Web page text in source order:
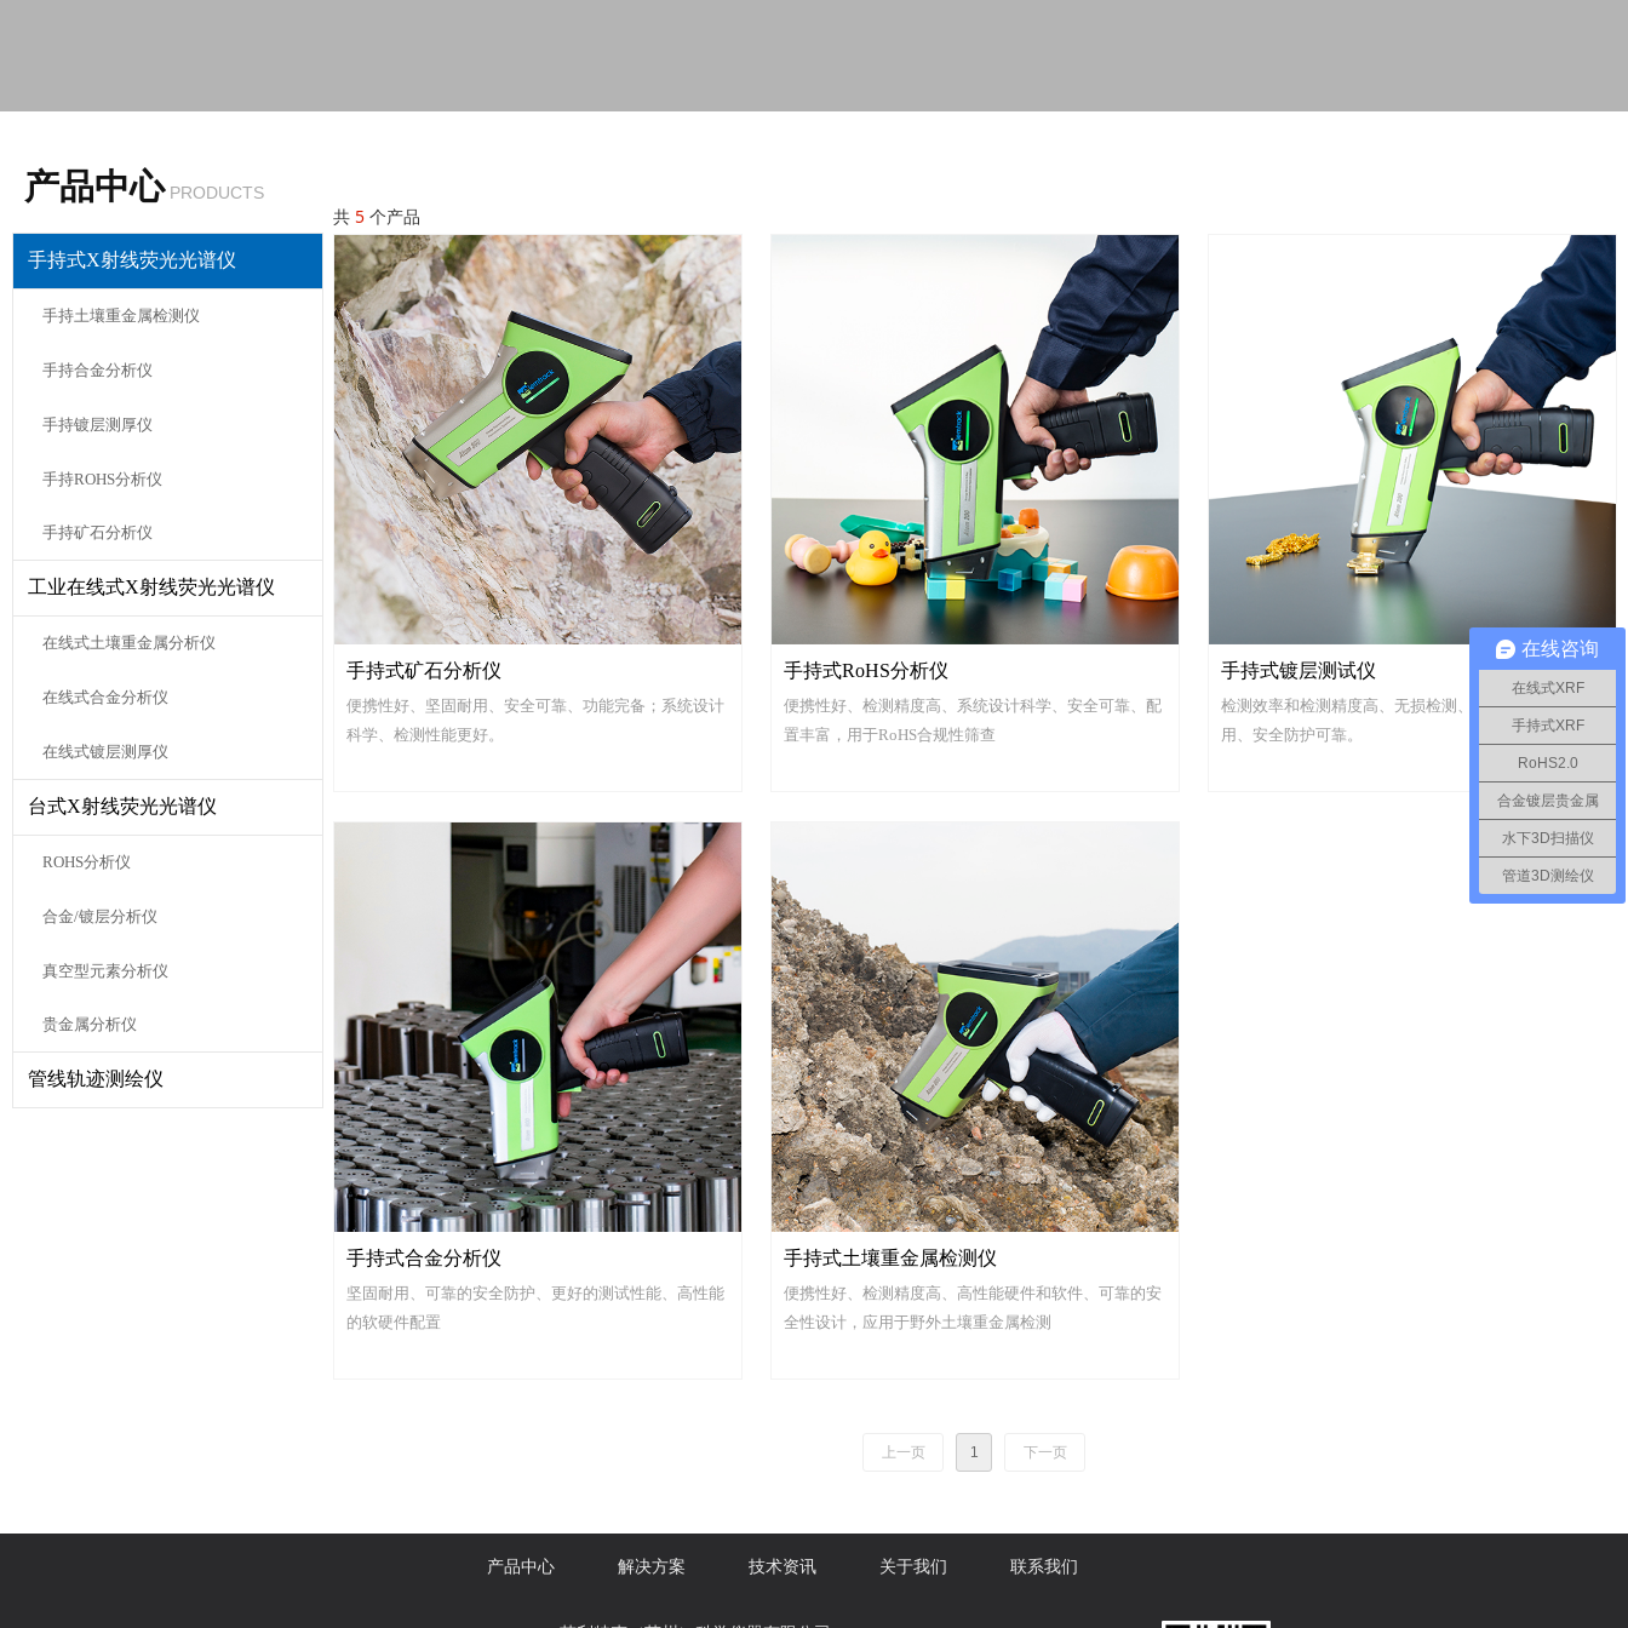
共 5 个产品
手持式矿石分析仪
便携性好、坚固耐用、安全可靠、功能完备；系统设计
科学、检测性能更好。
手持式RoHS分析仪
便携性好、检测精度高、系统设计科学、安全可靠、配
置丰富，用于RoHS合规性筛查
手持式镀层测试仪
检测效率和检测精度高、无损检测、便携性好、坚固耐
用、安全防护可靠。
手持式合金分析仪
坚固耐用、可靠的安全防护、更好的测试性能、高性能
的软硬件配置
手持式土壤重金属检测仪
便携性好、检测精度高、高性能硬件和软件、可靠的安
全性设计，应用于野外土壤重金属检测
上一页 1 下一页
手持式X射线荧光光谱仪
手持土壤重金属检测仪
手持合金分析仪
手持镀层测厚仪
手持ROHS分析仪
手持矿石分析仪
工业在线式X射线荧光光谱仪
在线式土壤重金属分析仪
在线式合金分析仪
在线式镀层测厚仪
台式X射线荧光光谱仪
ROHS分析仪
合金/镀层分析仪
真空型元素分析仪
贵金属分析仪
管线轨迹测绘仪
产品中心 PRODUCTS
产品中心 解决方案 技术资讯 关于我们 联系我们
在线咨询
在线式XRF
手持式XRF
RoHS2.0
合金镀层贵金属
水下3D扫描仪
管道3D测绘仪